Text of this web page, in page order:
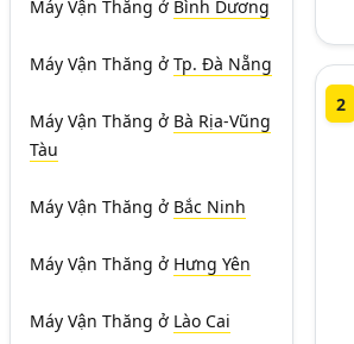
Máy Vận Thăng ở Bình Dương
Máy Vận Thăng ở Tp. Đà Nẵng
Máy Vận Thăng ở Bà Rịa-Vũng
Tàu
Máy Vận Thăng ở Bắc Ninh
Máy Vận Thăng ở Hưng Yên
Máy Vận Thăng ở Lào Cai
2